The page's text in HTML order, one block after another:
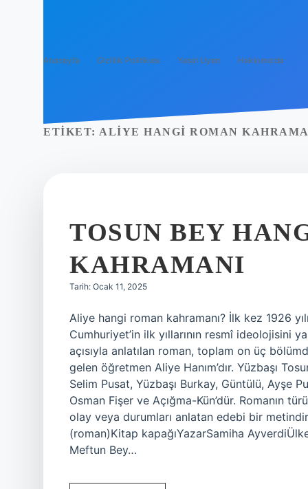
Anasayfa Gizlilik Politikası Yasal Uyarı Hakkımızda
ETIKET: ALIYE HANGI ROMAN
TOSUN BEY
KAHRAMANI
Tarih: Ocak 11, 2025
Aliye hangi roman kahramanı? İlk kez 1926
Cumhuriyet’in ilk yıllarının resmî ideolojisini
açısıyla anlatılan roman, toplam on üç
gelen öğretmen Aliye Hanım’dır. Yüzbaşı
Selim Pusat, Yüzbaşı Burkay, Güntülü, Ayşe
Osman Fişer ve Açığma-Kün’dür. Romanın
olay veya durumları anlatan edebi bir
(roman)Kitap kapağıYazarSamiha
Meftun Bey…